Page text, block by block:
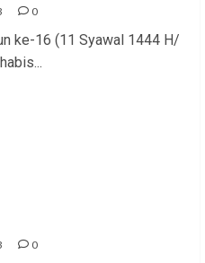
0
ke-16 (11 Syawal 1444 H/
0